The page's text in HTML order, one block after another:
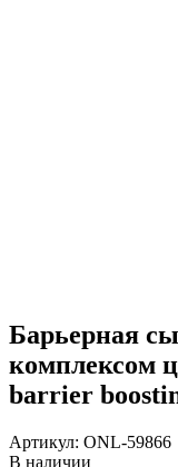
Барьерная
комплексом
barrier
Артикул: ONL-59866
В наличии